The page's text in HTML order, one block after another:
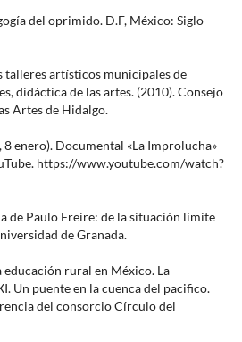
del oprimido. D.F, México: Siglo
talleres artísticos municipales de
didáctica de las artes. (2010). Consejo
Artes de Hidalgo.
enero). Documental «La Improlucha» -
https://www.youtube.com/watch?
de Paulo Freire: de la situación límite
de Granada.
educación rural en México. La
Un puente en la cuenca del pacifico.
del consorcio Círculo del